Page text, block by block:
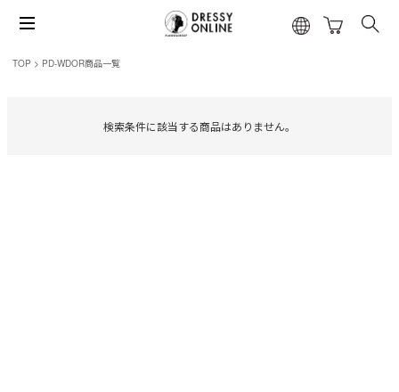
TOP PD-WDOR商品一覧
検索条件に該当する商品はありません。